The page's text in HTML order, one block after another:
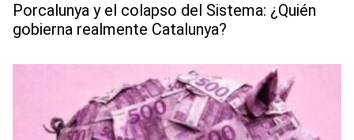
Porcalunya y el colapso del Sistema: ¿Quién
gobierna realmente Catalunya?